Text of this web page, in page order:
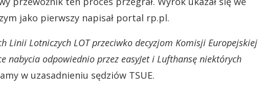
jako pierwszy napisał portal rp.pl.
Linii Lotniczych LOT przeciwko decyzjom Komisji Europejskiej
nabycia odpowiednio przez easyJet i Lufthansę niektórych
w uzasadnieniu sędziów TSUE.